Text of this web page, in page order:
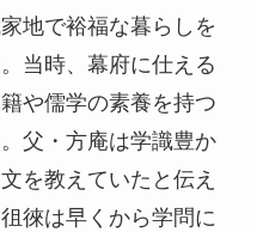
地で裕福な暮らしを
当時、幕府に仕える
や儒学の素養を持つ
父・方庵は学識豊か
を教えていたと伝え
徠は早くから学問に